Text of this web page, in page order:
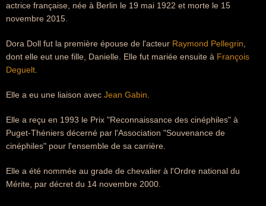
actrice française, née à Berlin le 19 mai 1922 et morte le 15
novembre 2015.
Dora Doll fut la première épouse de l'acteur Raymond Pellegrin
dont elle eut une fille, Danielle. Elle fut mariée ensuite à François
Deguelt
Elle a eu une liaison avec Jean Gabin
Elle a reçu en 1993 le Prix "Reconnaissance des cinéphiles" à
Puget-Théniers décerné par l'Association "Souvenance de
cinéphiles" pour l'ensemble de sa carrière.
Elle a été nommée au grade de chevalier à l'Ordre national du
Mérite, par décret du 14 novembre 2000.